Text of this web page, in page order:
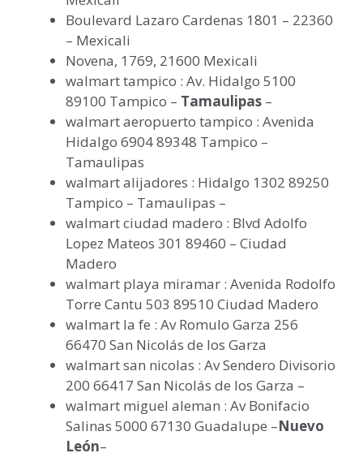
Boulevard Lazaro Cardenas 1801 – 22360
– Mexicali
Novena, 1769, 21600 Mexicali
walmart tampico : Av. Hidalgo 5100
89100 Tampico – Tamaulipas –
walmart aeropuerto tampico : Avenida
Hidalgo 6904 89348 Tampico –
Tamaulipas
walmart alijadores : Hidalgo 1302 89250
Tampico – Tamaulipas –
walmart ciudad madero : Blvd Adolfo
Lopez Mateos 301 89460 – Ciudad
Madero
walmart playa miramar : Avenida Rodolfo
Torre Cantu 503 89510 Ciudad Madero
walmart la fe : Av Romulo Garza 256
66470 San Nicolás de los Garza
walmart san nicolas : Av Sendero Divisorio
200 66417 San Nicolás de los Garza –
walmart miguel aleman : Av Bonifacio
Salinas 5000 67130 Guadalupe –Nuevo
León–